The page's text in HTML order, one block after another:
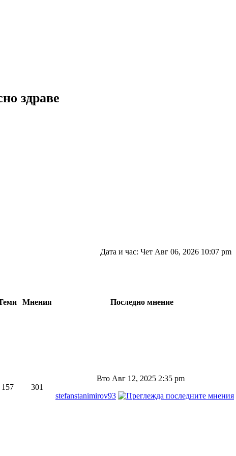
здраве
Дата и час: Чет Авг 06, 2026 10:07 pm
Мнения
Последно мнение
157 301
Вто Авг 12, 2025 2:35 pm
stefanstanimirov93